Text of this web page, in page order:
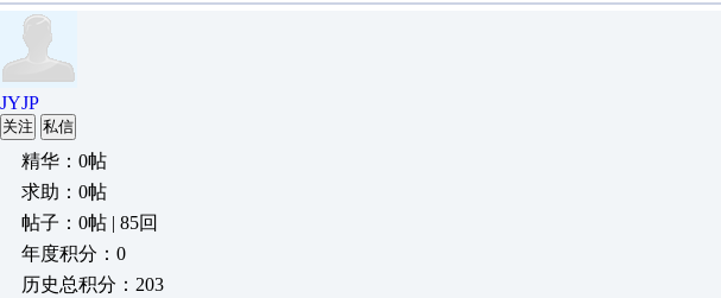
JYJP
关注 私信
精华：0帖
求助：0帖
帖子：0帖 | 85回
年度积分：0
历史总积分：203